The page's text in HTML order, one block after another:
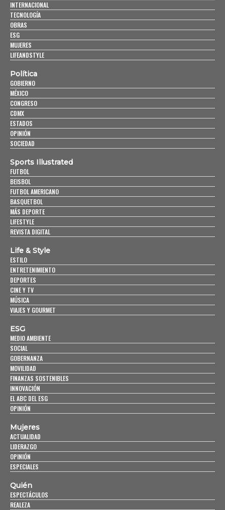
INTERNACIONAL
TECNOLOGÍA
OBRAS
ESG
MUJERES
LIFEANDSTYLE
Política
GOBIERNO
MÉXICO
CONGRESO
CDMX
ESTADOS
OPINIÓN
SOCIEDAD
Sports Illustrated
FUTBOL
BEISBOL
FUTBOL AMERICANO
BASQUETBOL
MÁS DEPORTE
LIFESTYLE
REVISTA DIGITAL
Life & Style
ESTILO
ENTRETENIMIENTO
DEPORTES
CINE Y TV
MÚSICA
VIAJES Y GOURMET
ESG
MEDIO AMBIENTE
SOCIAL
GOBERNANZA
MOVILIDAD
FINANZAS SOSTENIBLES
INNOVACIÓN
EL ABC DEL ESG
OPINIÓN
Mujeres
ACTUALIDAD
LIDERAZGO
OPINIÓN
ESPECIALES
Quién
ESPECTÁCULOS
REALEZA